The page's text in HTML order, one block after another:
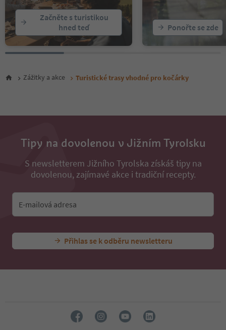
Začněte s turistikou
hned teď
Ponořte se zde
Zážitky a akce Turistické trasy vhodné pro kočárky
Tipy na dovolenou v Jižním Tyrolsku
S newsletterem Jižního Tyrolska získáš tipy na
dovolenou, zajímavé akce i tradiční recepty.
E-mailová adresa
Přihlas se k odběru newsletteru